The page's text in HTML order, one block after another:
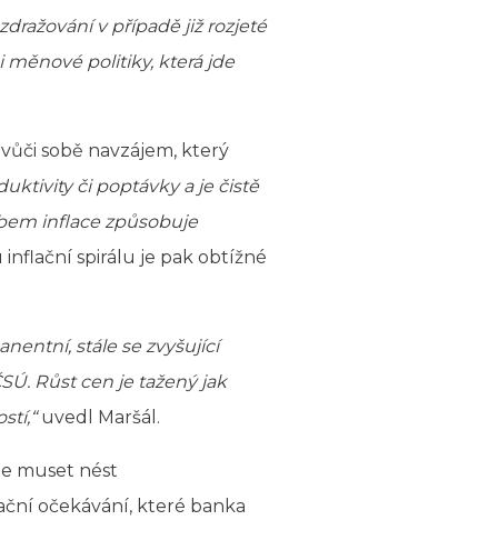
v případě již rozjeté
měnové politiky, která jde
sobě navzájem, který
či poptávky a je čistě
inflace způsobuje
spirálu je pak obtížné
stále se zvyšující
Růst cen je tažený jak
uvedl Maršál.
muset nést
očekávání, které banka